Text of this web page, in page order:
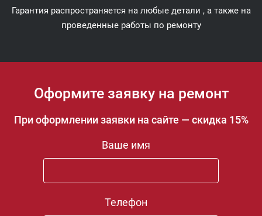
Гарантия распространяется на любые детали , а также на
проведенные работы по ремонту
Оформите заявку на ремонт
При оформлении заявки на сайте — скидка 15%
Ваше имя
Телефон